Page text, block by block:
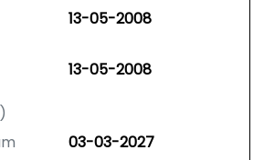
13-05-2008
13-05-2008
03-03-2027